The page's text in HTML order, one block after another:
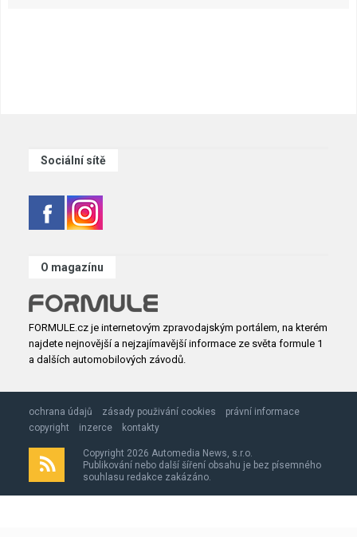
Sociální sítě
O magazínu
FORMULE.cz je internetovým zpravodajským portálem, na kterém
najdete nejnovější a nejzajímavější informace ze světa formule 1
a dalších automobilových závodů.
ochrana údajů zásady použivání cookies
právní informace
copyright
inzerce kontakty
Copyright 2026 Automedia News, s.r.o.
Publikování nebo další šíření obsahu je bez písemného
souhlasu redakce zakázáno.